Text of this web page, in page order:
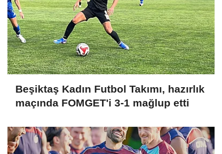
Beşiktaş Kadın Futbol Takımı, hazırlık
maçında FOMGET'i 3-1 mağlup etti